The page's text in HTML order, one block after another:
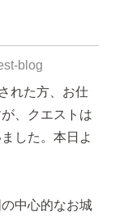
blog
れた方、お仕
、クエストは
した。本日よ
中心的なお城